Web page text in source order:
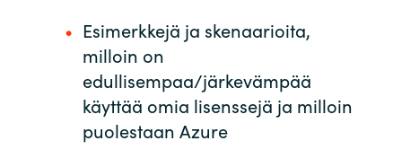
Norway
Oman
Philippines
Esimerkkejä ja skenaarioita,
milloin on
edullisempaa/järkevämpää
käyttää omia lisenssejä ja milloin
puolestaan Azure